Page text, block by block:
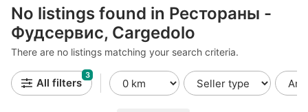
No listings found in Рестораны -
Фудсервис, Cargedolo
There are no listings matching your search criteria.
All filters
3